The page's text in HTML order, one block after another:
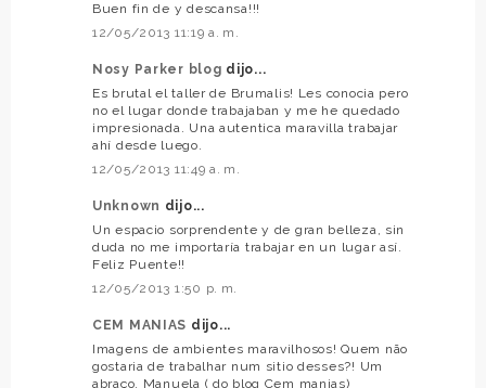
Buen fin de y descansa!!!
12/05/2013 11:19 a. m.
Nosy Parker blog dijo...
Es brutal el taller de Brumalis! Les conocia pero
no el lugar donde trabajaban y me he quedado
impresionada. Una autentica maravilla trabajar
ahí desde luego.
12/05/2013 11:49 a. m.
Unknown dijo...
Un espacio sorprendente y de gran belleza, sin
duda no me importaría trabajar en un lugar así.
Feliz Puente!!
12/05/2013 1:50 p. m.
CEM MANIAS dijo...
Imagens de ambientes maravilhosos! Quem não
gostaria de trabalhar num sitio desses?! Um
abraço, Manuela ( do blog Cem manias)